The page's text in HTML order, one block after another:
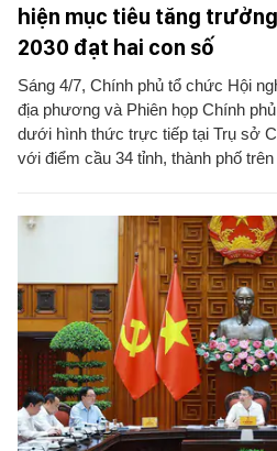
hiện mục tiêu tăng
2030 đạt hai con số
Sáng 4/7, Chính phủ tổ chức Hội
địa phương và Phiên họp Chính
dưới hình thức trực tiếp tại Trụ sở
với điểm cầu 34 tỉnh, thành phố